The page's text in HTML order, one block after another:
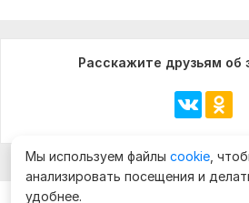
Расскажите друзьям об
Мы используем файлы cookie ,
анализировать посещения и
удобнее.